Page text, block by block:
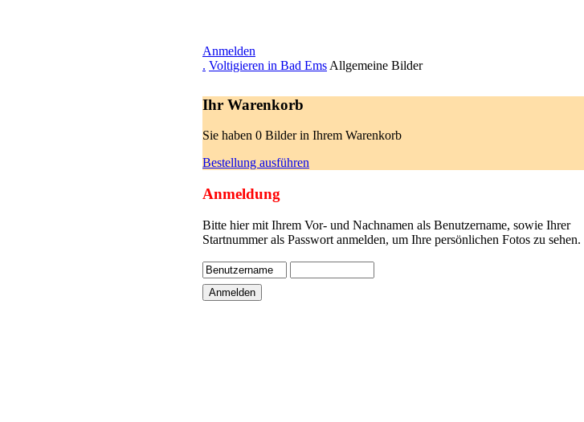
Anmelden
. Voltigieren in Bad Ems Allgemeine Bilder
Ihr Warenkorb
Sie haben 0 Bilder in Ihrem Warenkorb
Bestellung ausführen
Anmeldung
Bitte hier mit Ihrem Vor- und Nachnamen als Benutzername, sowie Ihrer
Startnummer als Passwort anmelden, um Ihre persönlichen Fotos zu sehen.